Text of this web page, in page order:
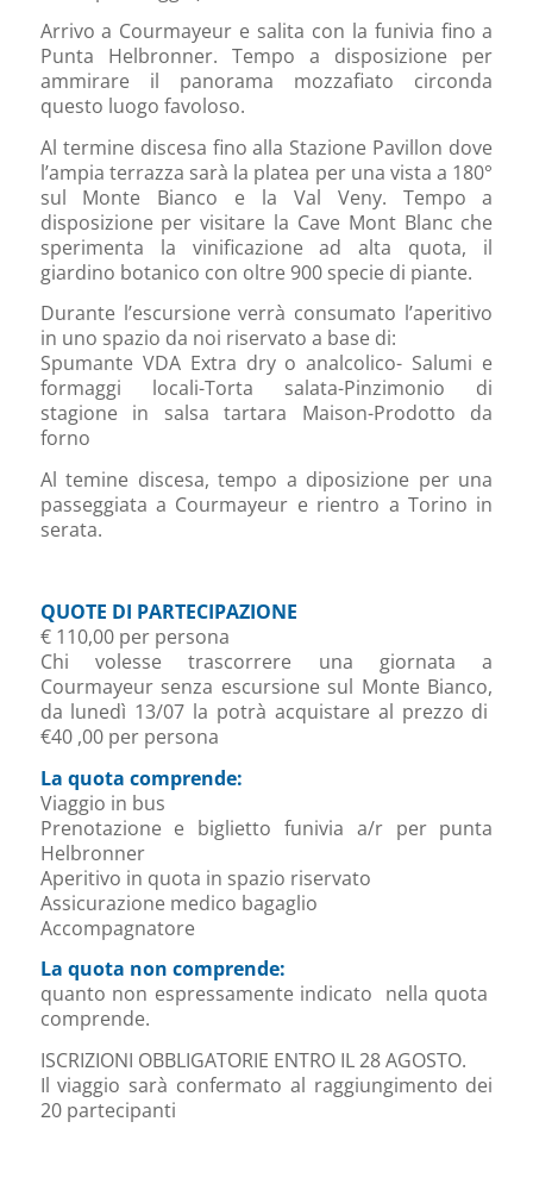
Arrivo a Courmayeur e salita con la funivia fino a
Punta Helbronner. Tempo a disposizione per
ammirare il panorama mozzafiato circonda
questo luogo favoloso.
Al termine discesa fino alla Stazione Pavillon dove
l’ampia terrazza sarà la platea per una vista a 180°
sul Monte Bianco e la Val Veny. Tempo a
disposizione per visitare la Cave Mont Blanc che
sperimenta la vinificazione ad alta quota, il
giardino botanico con oltre 900 specie di piante.
Durante l’escursione verrà consumato l’aperitivo
in uno spazio da noi riservato a base di:
Spumante VDA Extra dry o analcolico- Salumi e
formaggi locali-Torta salata-Pinzimonio di
stagione in salsa tartara Maison-Prodotto da
forno
Al temine discesa, tempo a diposizione per una
passeggiata a Courmayeur e rientro a Torino in
serata.
QUOTE DI PARTECIPAZIONE
€ 110,00 per persona
Chi volesse trascorrere una giornata a
Courmayeur senza escursione sul Monte Bianco,
da lunedì 13/07 la potrà acquistare al prezzo di
€40 ,00 per persona
La quota comprende:
Viaggio in bus
Prenotazione e biglietto funivia a/r per punta
Helbronner
Aperitivo in quota in spazio riservato
Assicurazione medico bagaglio
Accompagnatore
La quota non comprende:
quanto non espressamente indicato nella quota
comprende.
ISCRIZIONI OBBLIGATORIE ENTRO IL 28 AGOSTO.
Il viaggio sarà confermato al raggiungimento dei
20 partecipanti